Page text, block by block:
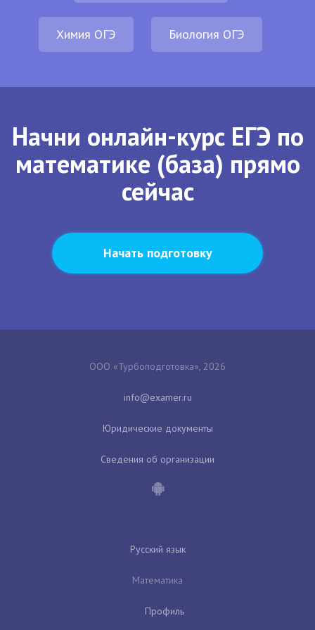
Химия ОГЭ Биология ОГЭ
Начни онлайн-курс ЕГЭ по
математике (база) прямо
сейчас
Начать подготовку
ООО «Турбоподготовка», 2026
Юридические документы
Сведения об организации
Русский язык
Математика
Профиль